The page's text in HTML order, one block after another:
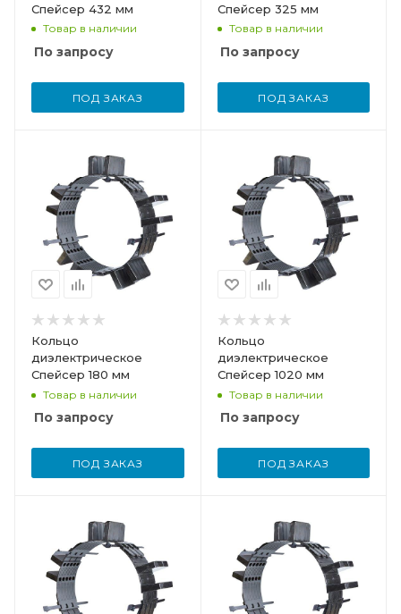
Спейсер 432 мм
Товар в наличии
По запросу
ПОД ЗАКАЗ
Спейсер 325 мм
Товар в наличии
По запросу
ПОД ЗАКАЗ
Кольцо
диэлектрическое
Спейсер 180 мм
Товар в наличии
По запросу
ПОД ЗАКАЗ
Кольцо
диэлектрическое
Спейсер 1020 мм
Товар в наличии
По запросу
ПОД ЗАКАЗ